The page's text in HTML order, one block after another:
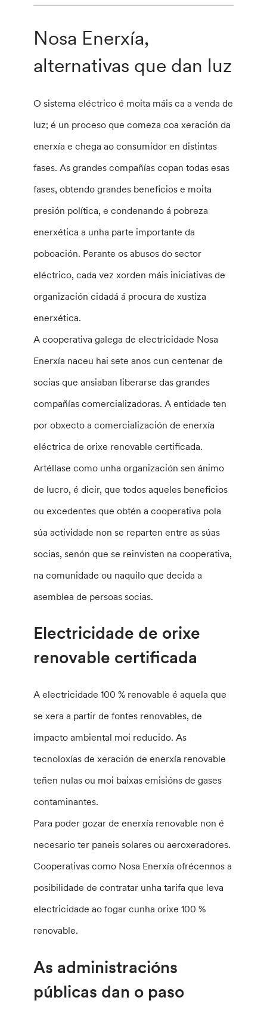
Nosa Enerxía,
alternativas que dan luz
O sistema eléctrico é moita máis ca a venda de
luz; é un proceso que comeza coa xeración da
enerxía e chega ao consumidor en distintas
fases. As grandes compañías copan todas esas
fases, obtendo grandes beneficios e moita
presión política, e condenando á pobreza
enerxética a unha parte importante da
poboación. Perante os abusos do sector
eléctrico, cada vez xorden máis iniciativas de
organización cidadá á procura de xustiza
enerxética.
A cooperativa galega de electricidade Nosa
Enerxía naceu hai sete anos cun centenar de
socias que ansiaban liberarse das grandes
compañías comercializadoras. A entidade ten
por obxecto a comercialización de enerxía
eléctrica de orixe renovable certificada.
Artéllase como unha organización sen ánimo
de lucro, é dicir, que todos aqueles beneficios
ou excedentes que obtén a cooperativa pola
súa actividade non se reparten entre as súas
socias, senón que se reinvisten na cooperativa,
na comunidade ou naquilo que decida a
asemblea de persoas socias.
Electricidade de orixe
renovable certificada
A electricidade 100 % renovable é aquela que
se xera a partir de fontes renovables, de
impacto ambiental moi reducido. As
tecnoloxías de xeración de enerxía renovable
teñen nulas ou moi baixas emisións de gases
contaminantes.
Para poder gozar de enerxía renovable non é
necesario ter paneis solares ou aeroxeradores.
Cooperativas como Nosa Enerxía ofrécennos a
posibilidade de contratar unha tarifa que leva
electricidade ao fogar cunha orixe 100 %
renovable.
As administracións
públicas dan o paso